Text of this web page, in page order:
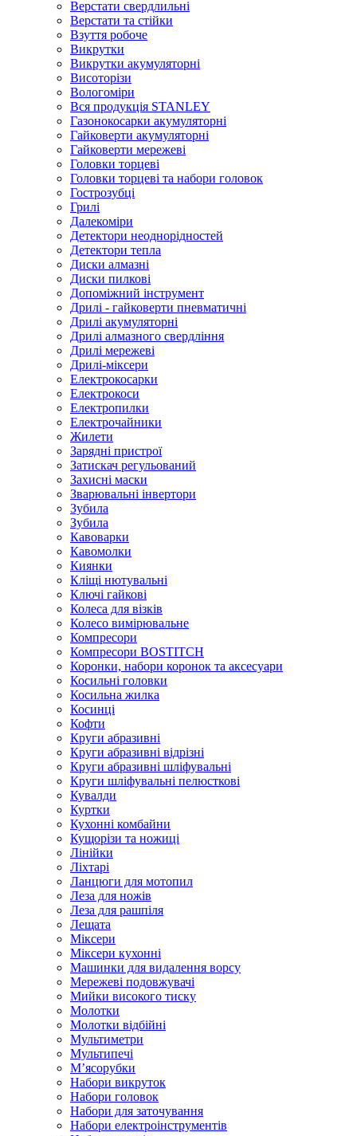
Верстати свердлильні
Верстати та стійки
Взуття робоче
Викрутки
Викрутки акумуляторні
Висоторізи
Вологоміри
Вся продукція STANLEY
Газонокосарки акумуляторні
Гайковерти акумуляторні
Гайковерти мережеві
Головки торцеві
Головки торцеві та набори головок
Гострозубці
Грилі
Далекоміри
Детектори неоднорідностей
Детектори тепла
Диски алмазні
Диски пилкові
Допоміжний інструмент
Дрилі - гайковерти пневматичні
Дрилі акумуляторні
Дрилі алмазного свердління
Дрилі мережеві
Дрилі-міксери
Електрокосарки
Електрокоси
Електропилки
Електрочайники
Жилети
Зарядні пристрої
Затискач регульований
Захисні маски
Зварювальні інвертори
Зубила
Зубила
Кавоварки
Кавомолки
Киянки
Кліщі нютувальні
Ключі гайкові
Колеса для візків
Колесо вимірювальне
Компресори
Компресори BOSTITCH
Коронки, набори коронок та аксесуари
Косильні головки
Косильна жилка
Косинці
Кофти
Круги абразивні
Круги абразивні відрізні
Круги абразивні шліфувальні
Круги шліфувальні пелюсткові
Кувалди
Куртки
Кухонні комбайни
Кущорізи та ножиці
Лінійки
Ліхтарі
Ланцюги для мотопил
Леза для ножів
Леза для рашпіля
Лещата
Міксери
Міксери кухонні
Машинки для видалення ворсу
Мережеві подовжувачі
Мийки високого тиску
Молотки
Молотки відбійні
Мультиметри
Мультипечі
М’ясорубки
Набори викруток
Набори головок
Набори для заточування
Набори електроінструментів